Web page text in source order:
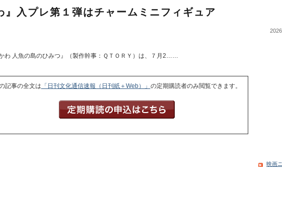
』入プレ第１弾はチャームミニフィギュア
わ 人魚の島のひみつ』（製作幹事：ＱＴＯＲＹ）は、７月2……
記事の全文は 「日刊文化通信速報（日刊紙＋Web）」 の定期購読者のみ閲覧できます。
映画